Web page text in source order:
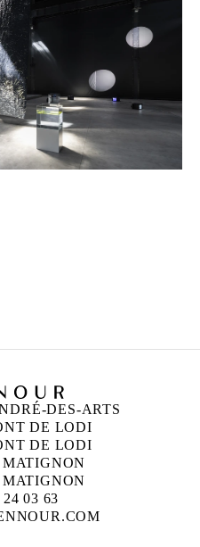
DES-ARTS
DE LODI
DE LODI
03 63